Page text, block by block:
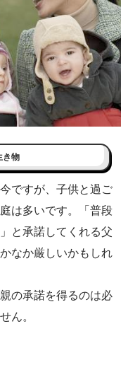
き物
ですが、子供と過ご
は多いです。「普段
と承諾してくれる父
なか厳しいかもしれ
の承諾を得るのは必
ん。